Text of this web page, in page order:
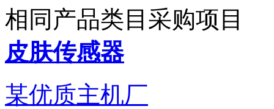
相同产品类目采购项目
皮肤传感器
某优质主机厂